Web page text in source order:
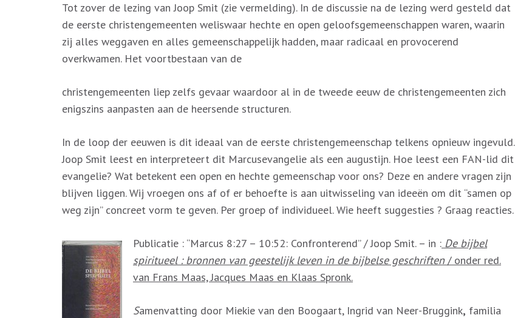
Tot zover de lezing van Joop Smit (zie vermelding). In de discussie na de lezing werd gesteld dat
de eerste christengemeenten weliswaar hechte en open geloofsgemeenschappen waren, waarin
zij alles weggaven en alles gemeenschappelijk hadden, maar radicaal en provocerend
overkwamen. Het voortbestaan van de
christengemeenten liep zelfs gevaar waardoor al in de tweede eeuw de christengemeenten zich
enigszins aanpasten aan de heersende structuren.
In de loop der eeuwen is dit ideaal van de eerste christengemeenschap telkens opnieuw ingevuld.
Joop Smit leest en interpreteert dit Marcusevangelie als een augustijn. Hoe leest een FAN-lid dit
evangelie? Wat betekent een open en hechte gemeenschap voor ons? Deze en andere vragen zijn
blijven liggen. Wij vroegen ons af of er behoefte is aan uitwisseling van ideeën om dit “samen op
weg zijn” concreet vorm te geven. Per groep of individueel. Wie heeft suggesties ? Graag reacties.
Publicatie : “Marcus 8:27 – 10:52: Confronterend” / Joop Smit. – in : De bijbel
spiritueel : bronnen van geestelijk leven in de bijbelse geschriften/ onder red.
van Frans Maas, Jacques Maas en Klaas Spronk.
Samenvatting door Miekie van den Boogaart, Ingrid van Neer-Bruggink, familia